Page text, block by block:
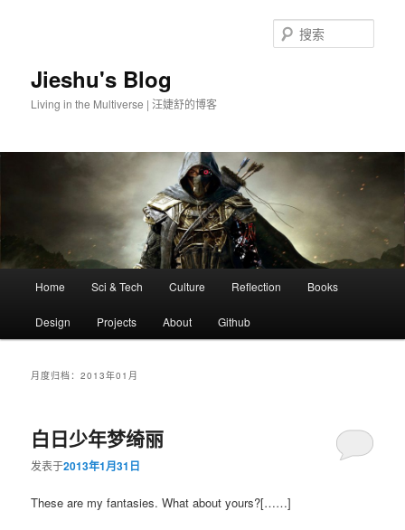
Jieshu's Blog
Living in the Multiverse | 汪婕舒的博客
索
跳
至
容
跳
至
容
Home Sci & Tech Culture Reflection Books
Design Projects About Github
月度归档：2013年01月
白日少年梦绮丽
发表于2013年1月31日
These are my fantasies. What about yours?[……]